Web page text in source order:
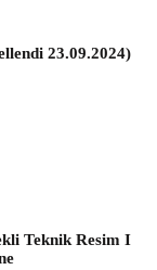
23.09.2024)
Teknik Resim I